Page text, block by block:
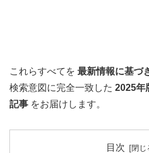
これらすべてを 最新情報に基づ
検索意図に完全一致した 2025年
記事 をお届けします。
目次